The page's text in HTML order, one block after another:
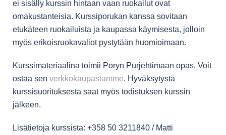
ei sisälly kurssin hintaan vaan ruokailut ovat
omakustanteisia. Kurssiporukan kanssa sovitaan
etukäteen ruokailuista ja kaupassa käymisesta, jolloin
myös erikoisruokavaliot pystytään huomioimaan.
Kurssimateriaalina toimii Poryn Purjehtimaan opas. Voit
ostaa sen verkkokaupastamme. Hyväksytystä
kurssisuorituksesta saat myös todistuksen kurssin
jälkeen.
Lisätietoja kurssista: +358 50 3211840 / Matti